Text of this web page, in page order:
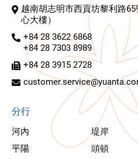
越南胡志明市西貢坊黎利路
心大樓）
+84 28 3622 6868
+84 28 7303 8989
+84 28 3915 2728
分行
河內 堤岸
平陽
頭頓